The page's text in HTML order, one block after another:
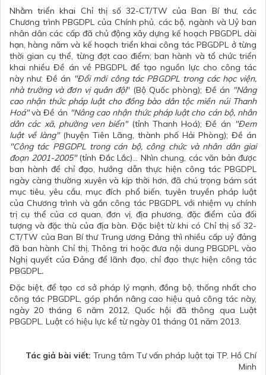
Nhằm triển khai Chỉ thị số 32-CT/TW của Ban Bí thư, các
Chương trình PBGDPL của Chính phủ, các bộ, ngành và Uỷ ban
nhân dân các cấp đã chủ động xây dựng kế hoạch PBGDPL dài
hạn, hàng năm và kế hoạch triển khai công tác PBGDPL ở từng
thời gian cụ thể, từng đợt cao điểm; ban hành và tổ chức triển
khai nhiều Đề án về PBGDPL để tạo nguồn lực cho công tác
này như: Đề án "Đổi mới công tác PBGDPL trong các học viện,
nhà trường và đơn vị quân đội" (Bộ Quốc phòng); Đề án "Nâng
cao nhận thức pháp luật cho đồng bào dân tộc miền núi Thanh
Hoá"và Đề án "Nâng cao nhận thức pháp luật cho cán bộ, nhân
dân các xã, phường ven biển"(tỉnh Thanh Hoá); Đề án "Đem
luật về làng"(huyện Tiên Lãng, thành phố Hải Phòng); Đề án
"Công tác PBGDPL trong cán bộ, công chức và nhân dân giai
đoạn 2001-2005"(tỉnh Đắc Lắc)... Nhìn chung, các văn bản được
ban hành để chỉ đạo, hướng dẫn thực hiện công tác PBGDPL
ngày càng thường xuyên và kịp thời hơn, đã chú trọng bám sát
mục tiêu, yêu cầu, mục đích phổ biến, tuyên truyền pháp luật
của Chương trình và gắn công tác PBGDPL với nhiệm vụ chính
trị cụ thể của cơ quan, đơn vị, địa phương, đặc điểm của đối
tượng và đặc thù của địa bàn. Đặc biệt từ khi có Chỉ thị số 32-
CT/TW của Ban Bí thư Trung ương Đảng thì nhiều cấp uỷ đảng
đã ban hành Chỉ thị, Thông tri hoặc đưa nội dung PBGDPL vào
Nghị quyết của Đảng để lãnh đạo, chỉ đạo thực hiện công tác
PBGDPL.
Đặc biệt, để tạo cơ sở pháp lý mạnh, đồng bộ, thống nhất cho
công tác PBGDPL, góp phần nâng cao hiệu quả công tác này,
ngày 20 tháng 6 năm 2012, Quốc hội đã thông qua Luật
PBGDPL. Luật có hiệu lực kể từ ngày 01 tháng 01 năm 2013.
Tác giả bài viết: Trung tâm Tư vấn pháp luật tại TP. Hồ Chí
Minh